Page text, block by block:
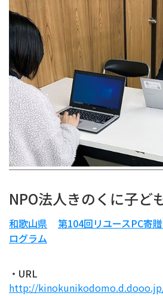
NPO法人きのくに子ど
和歌山県
第104回リユースPC寄
ログラム
・URL
http://